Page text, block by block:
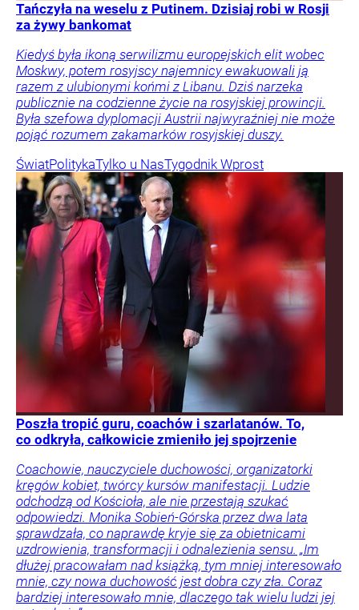
Tańczyła na weselu z Putinem. Dzisiaj robi w Rosji
za żywy bankomat
Kiedyś była ikoną serwilizmu europejskich elit wobec
Moskwy, potem rosyjscy najemnicy ewakuowali ją
razem z ulubionymi końmi z Libanu. Dziś narzeka
publicznie na codzienne życie na rosyjskiej prowincji.
Była szefowa dyplomacji Austrii najwyraźniej nie może
pojąć rozumem zakamarków rosyjskiej duszy.
ŚwiatPolitykaTylko u NasTygodnik Wprost
Poszła tropić guru, coachów i szarlatanów. To,
co odkryła, całkowicie zmieniło jej spojrzenie
Coachowie, nauczyciele duchowości, organizatorki
kręgów kobiet, twórcy kursów manifestacji. Ludzie
odchodzą od Kościoła, ale nie przestają szukać
odpowiedzi. Monika Sobień-Górska przez dwa lata
sprawdzała, co naprawdę kryje się za obietnicami
uzdrowienia, transformacji i odnalezienia sensu. „Im
dłużej pracowałam nad książką, tym mniej interesowało
mnie, czy nowa duchowość jest dobra czy zła. Coraz
bardziej interesowało mnie, dlaczego tak wielu ludzi jej